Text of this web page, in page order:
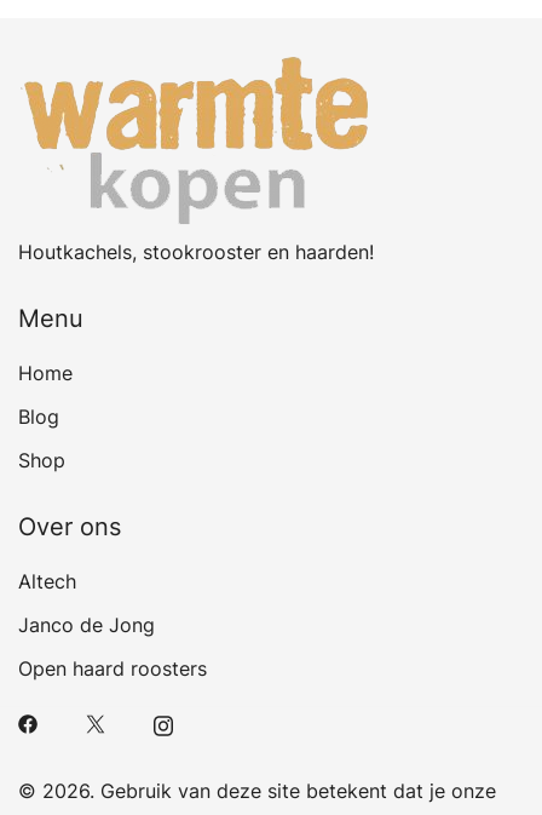
Houtkachels, stookrooster en haarden!
Menu
Home
Blog
Shop
Over ons
Altech
Janco de Jong
Open haard roosters
© 2026. Gebruik van deze site betekent dat je onze